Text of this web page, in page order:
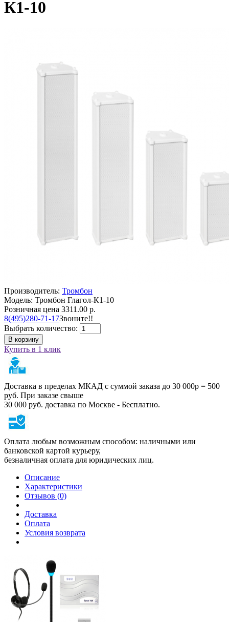
К1-10
Производитель: Тромбон
Модель: Тромбон Глагол-К1-10
Розничная цена 3311.00 р.
8(495)280-71-17Звоните!!
Выбрать количество:
В корзину
Купить в 1 клик
Доставка в пределах МКАД с суммой заказа до 30 000р = 500
руб. При заказе свыше
30 000 руб. доставка по Москве - Бесплатно.
Оплата любым возможным способом: наличными или
банковской картой курьеру,
безналичная оплата для юридических лиц.
Описание
Характеристики
Отзывов (0)
Доставка
Оплата
Условия возврата